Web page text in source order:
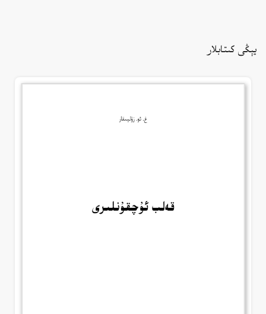
يېڭى كىتابلار